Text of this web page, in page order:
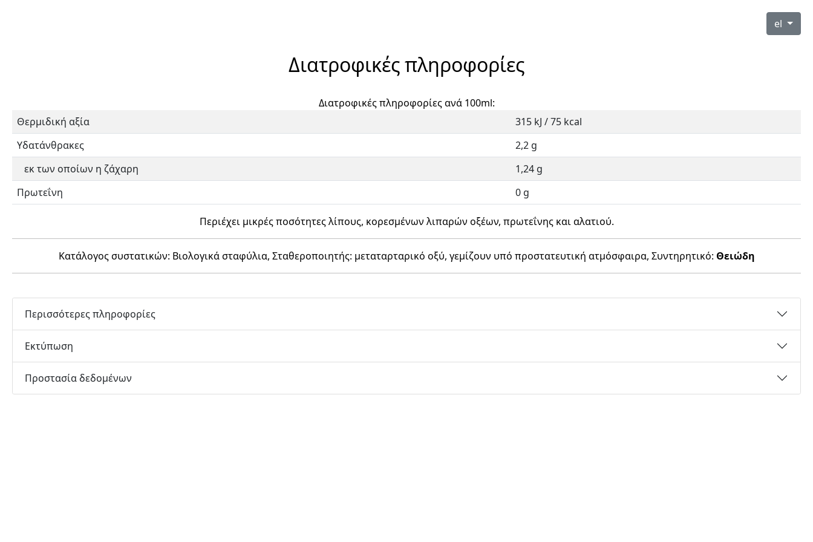
el
Διατροφικές πληροφορίες
Διατροφικές πληροφορίες ανά 100ml:
Θερμιδική αξία
315 kJ / 75 kcal
Υδατάνθρακες
2,2 g
εκ των οποίων η ζάχαρη
1,24 g
Πρωτεΐνη
0 g
Περιέχει μικρές ποσότητες λίπους, κορεσμένων λιπαρών οξέων, πρωτεΐνης και αλατιού.
Κατάλογος συστατικών: Βιολογικά σταφύλια, Σταθεροποιητής: μεταταρταρικό οξύ, γεμίζουν υπό προστατευτική ατμόσφαιρα, Συντηρητικό: Θειώδη
Περισσότερες πληροφορίες
Εκτύπωση
Προστασία δεδομένων